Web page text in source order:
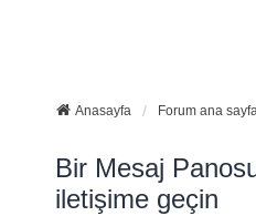
Anasayfa Forum ana
Bir Mesaj
iletişime geçin